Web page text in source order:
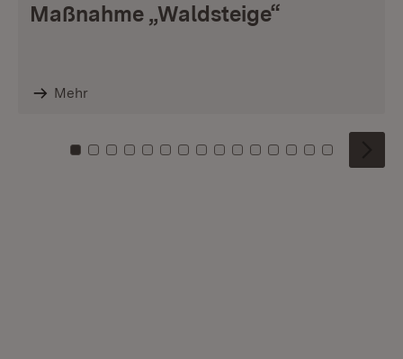
Maßnahme „Waldsteige“
Mehr
Zu Kachel: 0
Zu Kachel: 1
Zu Kachel: 2
Zu Kachel: 3
Zu Kachel: 4
Zu Kachel: 5
Zu Kachel: 6
Zu Kachel: 7
Zu Kachel: 8
Zu Kachel: 9
Zu Kachel: 10
Zu Kachel: 11
Zu Kachel: 12
Zu Kachel:
Zu